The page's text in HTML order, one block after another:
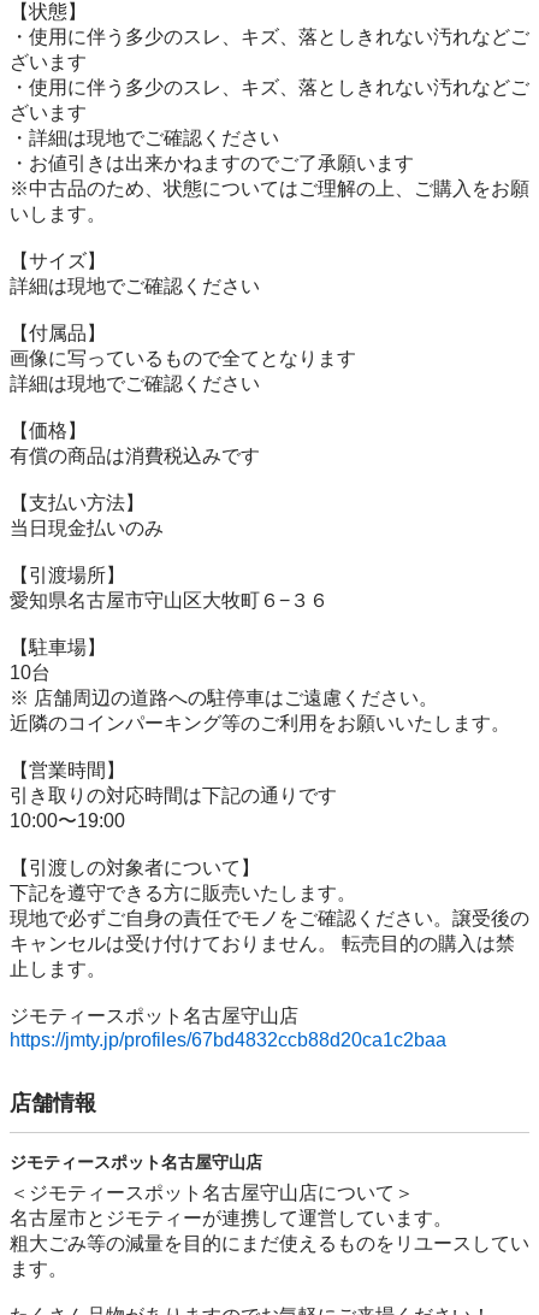
【状態】
・使用に伴う多少のスレ、キズ、落としきれない汚れなどご
ざいます
・使用に伴う多少のスレ、キズ、落としきれない汚れなどご
ざいます
・詳細は現地でご確認ください
・お値引きは出来かねますのでご了承願います
※中古品のため、状態についてはご理解の上、ご購入をお願
いします。
【サイズ】
詳細は現地でご確認ください
【付属品】
画像に写っているもので全てとなります
詳細は現地でご確認ください
【価格】
有償の商品は消費税込みです
【⽀払い⽅法】
当⽇現⾦払いのみ
【引渡場所】
愛知県名古屋市守山区大牧町６−３６
【駐⾞場】
10台
※ 店舗周辺の道路への駐停車はご遠慮ください。
近隣のコインパーキング等のご利用をお願いいたします。
【営業時間】
引き取りの対応時間は下記の通りです
10:00〜19:00
【引渡しの対象者について】
下記を遵守できる⽅に販売いたします。
現地で必ずご⾃⾝の責任でモノをご確認ください。譲受後の
キャンセルは受け付けておりません。 転売⽬的の購⼊は禁
⽌します。
https://jmty.jp/profiles/67bd4832ccb88d20ca1c2baa
店舗情報
ジモティースポット名古屋守山店
＜ジモティースポット名古屋守山店について＞
名古屋市とジモティーが連携して運営しています。
粗⼤ごみ等の減量を⽬的にまだ使えるものをリユースしてい
ます。